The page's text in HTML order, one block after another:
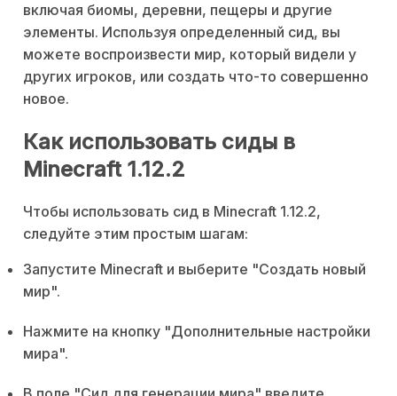
включая биомы, деревни, пещеры и другие
элементы. Используя определенный сид, вы
можете воспроизвести мир, который видели у
других игроков, или создать что-то совершенно
новое.
Как использовать сиды в
Minecraft 1.12.2
Чтобы использовать сид в Minecraft 1.12.2,
следуйте этим простым шагам:
Запустите Minecraft и выберите "Создать новый
мир".
Нажмите на кнопку "Дополнительные настройки
мира".